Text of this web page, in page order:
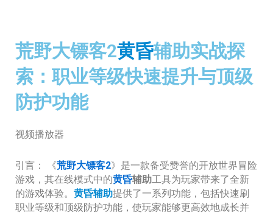
荒野大镖客2黄昏辅助实战探
索：职业等级快速提升与顶级
防护功能
视频播放器
引言： 《荒野大镖客2》是一款备受赞誉的开放世界冒险
游戏，其在线模式中的黄昏辅助工具为玩家带来了全新
的游戏体验。 黄昏辅助提供了一系列功能，包括快速刷
职业等级和顶级防护功能，使玩家能够更高效地成长并